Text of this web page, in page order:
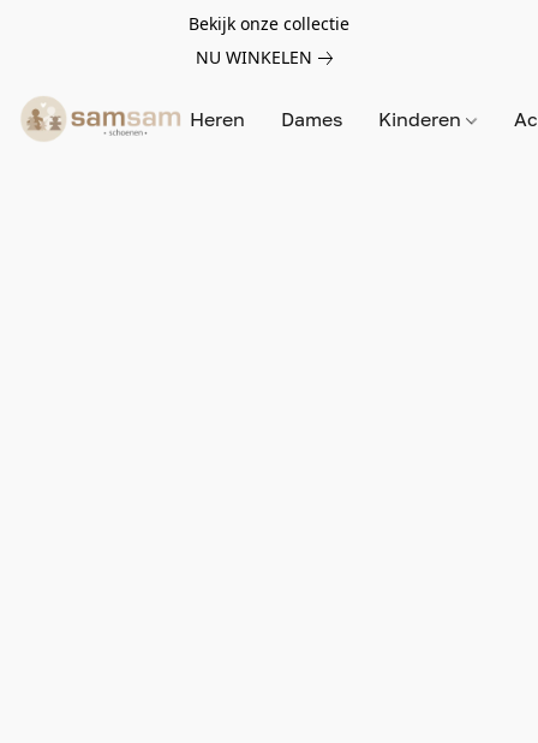
Bekijk onze collectie
NU WINKELEN
Heren Dames Kinderen